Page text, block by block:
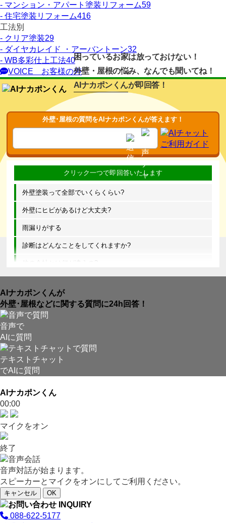
- マンション・アパート塗装リフォーム59
- 住宅塗装リフォーム416
工法別
- クリア塗装29
- ダイヤカレイド ・アーバントーン32
- WB多彩仕上工法40
VOICE
お客様の声
困っているお家は放っておけない！
外壁・屋根の悩み、なんでも聞いてね！
AIナカポンくんが即回答！
外壁･屋根の質問をAIナカポンくんが答えます！
外壁塗装って全部でいくらくらい?
外壁にヒビがあるけど大丈夫?
雨漏りがする
診断はどんなことをしてくれますか?
他の会社とは何が違うの?
AIナカポンくんが
外壁･屋根などに関する質問に24h回答！
音声で
AIに質問
テキストチャット
でAIに質問
AIナカポンくん
00:00
マイクをオン
終了
音声対話が始まります。
スピーカーとマイクをオンにしてご利用ください。
キャンセル OK
088-622-5177